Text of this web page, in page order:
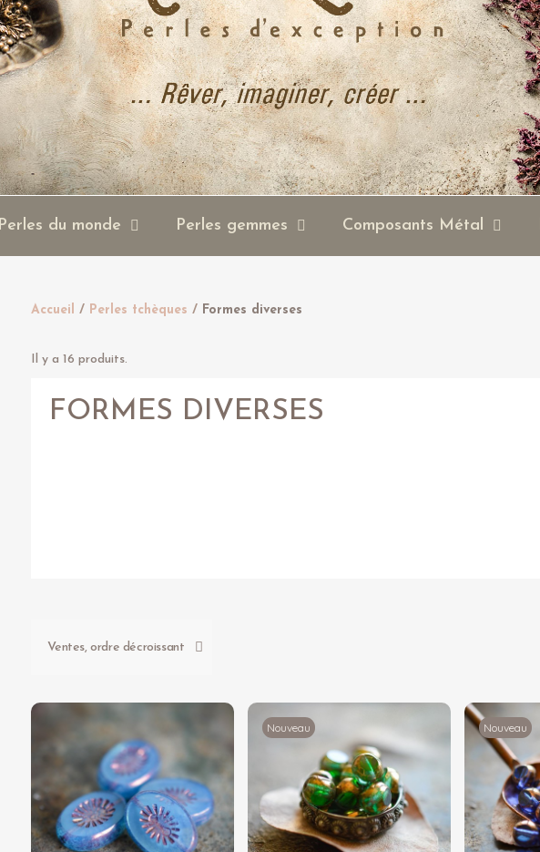
Perles du monde Perles gemmes Composants Métal
Accueil Perles tchèques Formes diverses
Il y a 16 produits.
FORMES DIVERSES
Nouveau Nouveau